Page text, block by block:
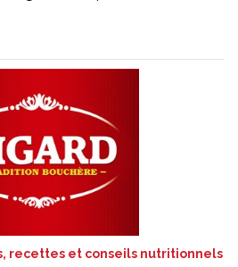
recettes et conseils nutritionnels